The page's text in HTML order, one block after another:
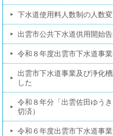
下水道使用料人数制の人数
出雲市公共下水道供用開始
令和８年度出雲市下水道事
出雲市下水道事業及び浄化
した
令和８年分「出雲佐田ゆう
切済）
令和６年度出雲市下水道事